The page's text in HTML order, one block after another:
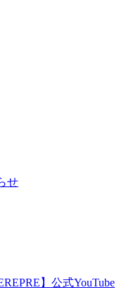
せ
】公式YouTube